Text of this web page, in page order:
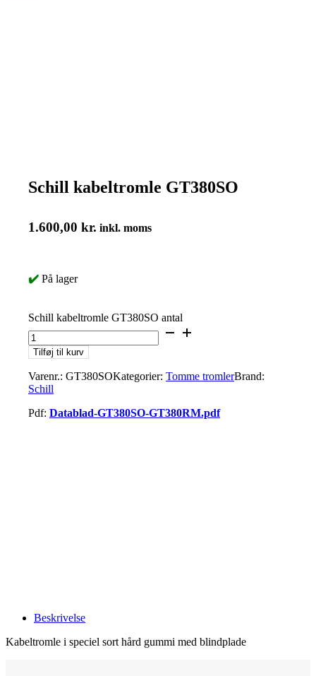
Schill kabeltromle GT380SO
1.600,00 kr. inkl. moms
✔️ På lager
Schill kabeltromle GT380SO antal
Tilføj til kurv
Varenr.: GT380SOKategorier: Tomme tromlerBrand:
Schill
Pdf: Datablad-GT380SO-GT380RM.pdf
Beskrivelse
Kabeltromle i speciel sort hård gummi med blindplade